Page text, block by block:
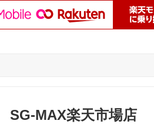
SG-MAX楽天市場店